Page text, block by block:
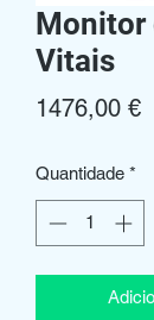
Monitor
Vitais
1476,00 €
Quantidade *